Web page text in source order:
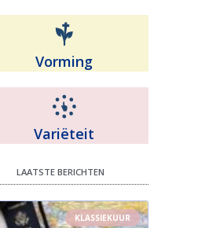
Vorming
Variëteit
LAATSTE BERICHTEN
KLASSIEKUUR